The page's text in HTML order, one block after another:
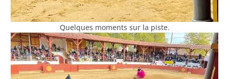
Quelques moments sur la piste.